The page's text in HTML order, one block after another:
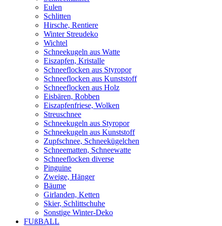
Eulen
Schlitten
Hirsche, Rentiere
Winter Streudeko
Wichtel
Schneekugeln aus Watte
Eiszapfen, Kristalle
Schneeflocken aus Styropor
Schneeflocken aus Kunststoff
Schneeflocken aus Holz
Eisbären, Robben
Eiszapfenfriese, Wolken
Streuschnee
Schneekugeln aus Styropor
Schneekugeln aus Kunststoff
Zupfschnee, Schneekügelchen
Schneematten, Schneewatte
Schneeflocken diverse
Pinguine
Zweige, Hänger
Bäume
Girlanden, Ketten
Skier, Schlittschuhe
Sonstige Winter-Deko
FUßBALL